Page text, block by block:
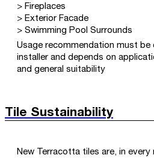
> Fireplaces
> Exterior Facade
> Swimming Pool Surrounds
Usage recommendation must
installer and depends on
and general suitability
Tile Sustainability
New Terracotta tiles are, in every